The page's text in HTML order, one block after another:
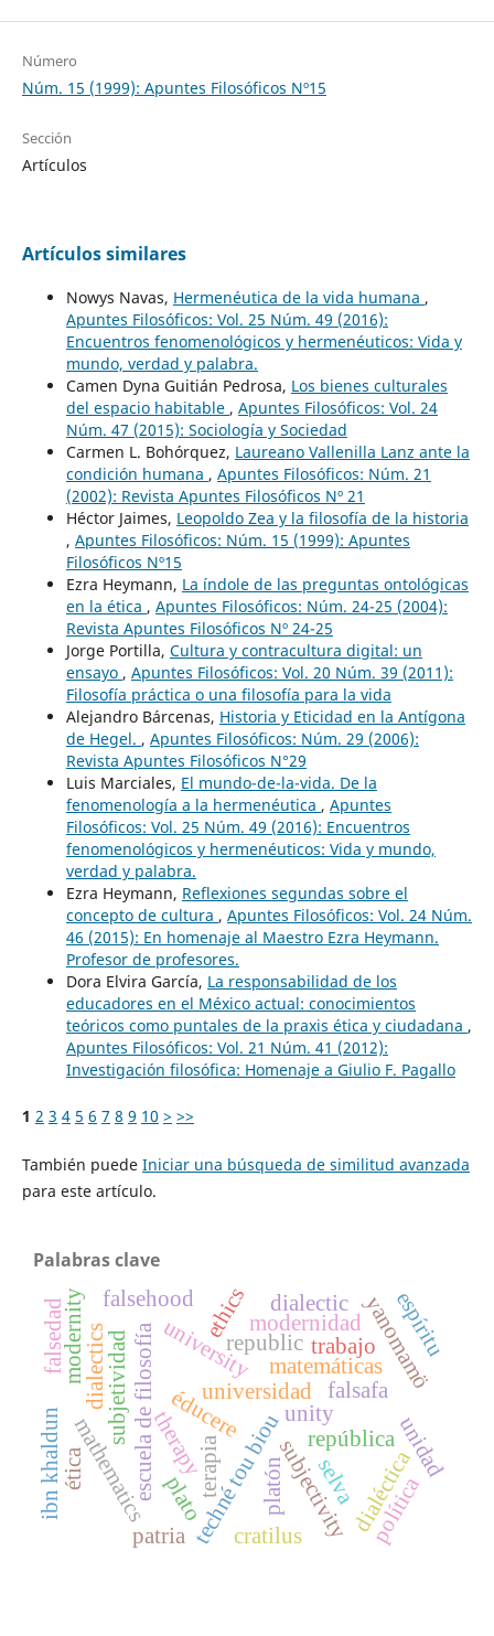
Número
Núm. 15 (1999): Apuntes Filosóficos Nº15
Sección
Artículos
Artículos similares
Nowys Navas, Hermenéutica de la vida humana ,
Apuntes Filosóficos: Vol. 25 Núm. 49 (2016):
Encuentros fenomenológicos y hermenéuticos: Vida y
mundo, verdad y palabra.
Camen Dyna Guitián Pedrosa, Los bienes culturales
del espacio habitable , Apuntes Filosóficos: Vol. 24
Núm. 47 (2015): Sociología y Sociedad
Carmen L. Bohórquez, Laureano Vallenilla Lanz ante la
condición humana , Apuntes Filosóficos: Núm. 21
(2002): Revista Apuntes Filosóficos Nº 21
Héctor Jaimes, Leopoldo Zea y la filosofía de la historia
, Apuntes Filosóficos: Núm. 15 (1999): Apuntes
Filosóficos Nº15
Ezra Heymann, La índole de las preguntas ontológicas
en la ética , Apuntes Filosóficos: Núm. 24-25 (2004):
Revista Apuntes Filosóficos Nº 24-25
Jorge Portilla, Cultura y contracultura digital: un
ensayo , Apuntes Filosóficos: Vol. 20 Núm. 39 (2011):
Filosofía práctica o una filosofía para la vida
Alejandro Bárcenas, Historia y Eticidad en la Antígona
de Hegel. , Apuntes Filosóficos: Núm. 29 (2006):
Revista Apuntes Filosóficos N°29
Luis Marciales, El mundo-de-la-vida. De la
fenomenología a la hermenéutica , Apuntes
Filosóficos: Vol. 25 Núm. 49 (2016): Encuentros
fenomenológicos y hermenéuticos: Vida y mundo,
verdad y palabra.
Ezra Heymann, Reflexiones segundas sobre el
concepto de cultura , Apuntes Filosóficos: Vol. 24 Núm.
46 (2015): En homenaje al Maestro Ezra Heymann.
Profesor de profesores.
Dora Elvira García, La responsabilidad de los
educadores en el México actual: conocimientos
teóricos como puntales de la praxis ética y ciudadana ,
Apuntes Filosóficos: Vol. 21 Núm. 41 (2012):
Investigación filosófica: Homenaje a Giulio F. Pagallo
1 2 3 4 5 6 7 8 9 10 > >>
También puede Iniciar una búsqueda de similitud avanzada
para este artículo.
Palabras clave
universidad
escuela de filosofía techné tou biou
terapia
éducere
subjetividad university
therapy subjectivity
platón
república
matemáticas
dialécticaunidad
plato
republic
mathematics
dialectics
unity
modernidad
ética
política
modernity ethics
patria
selva
yanomamö
falsafa
ibn khaldun
falsedad
cratilus
falsehood
trabajo
espíritu
dialectic